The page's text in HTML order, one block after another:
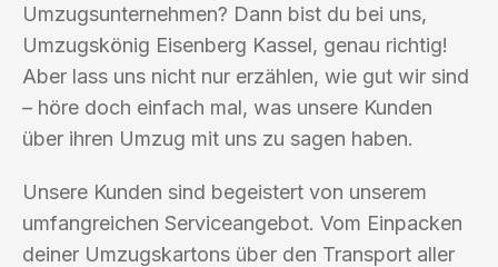
Umzugsunternehmen? Dann bist du bei uns,
Umzugskönig Eisenberg Kassel, genau richtig!
Aber lass uns nicht nur erzählen, wie gut wir sind
– höre doch einfach mal, was unsere Kunden
über ihren Umzug mit uns zu sagen haben.
Unsere Kunden sind begeistert von unserem
umfangreichen Serviceangebot. Vom Einpacken
deiner Umzugskartons über den Transport aller